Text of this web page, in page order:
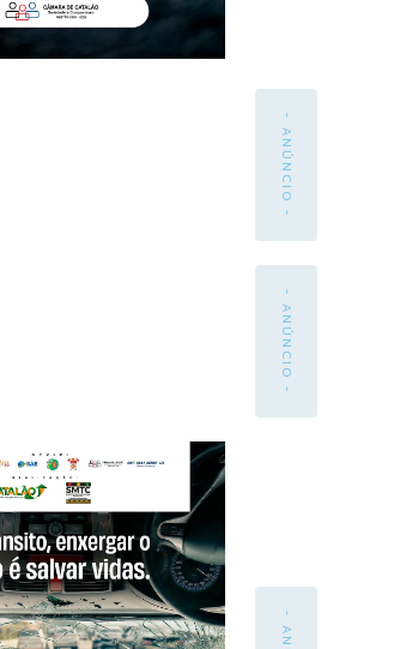
- ANÚNCIO -
- ANÚNCIO -